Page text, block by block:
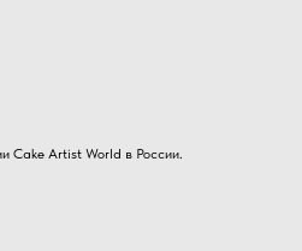
Cake Artist World в России.